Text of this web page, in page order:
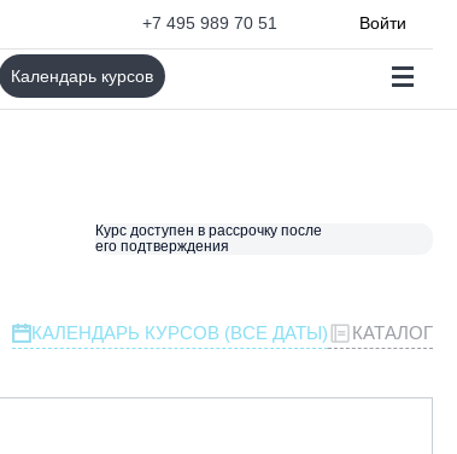
+7 495 989 70 51 Войти
Календарь курсов
Курс доступен в рассрочку после
его подтверждения
КАЛЕНДАРЬ КУРСОВ (ВСЕ ДАТЫ) КАТАЛОГ